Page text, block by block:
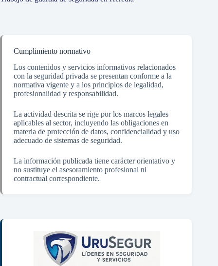
Cumplimiento normativo
Los contenidos y servicios informativos relacionados
con la seguridad privada se presentan conforme a la
normativa vigente y a los principios de legalidad,
profesionalidad y responsabilidad.
La actividad descrita se rige por los marcos legales
aplicables al sector, incluyendo las obligaciones en
materia de protección de datos, confidencialidad y uso
adecuado de sistemas de seguridad.
La información publicada tiene carácter orientativo y
no sustituye el asesoramiento profesional ni
contractual correspondiente.